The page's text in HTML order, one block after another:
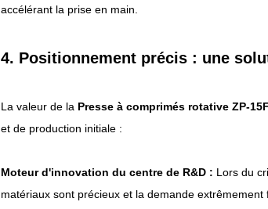
accélérant la prise en main.
4. Positionnement précis : une
La valeur de la Presse à comprimés rotative ZP-15F
et de production initiale :
Moteur d'innovation du centre de R&D : Lors du
matériaux sont précieux et la demande